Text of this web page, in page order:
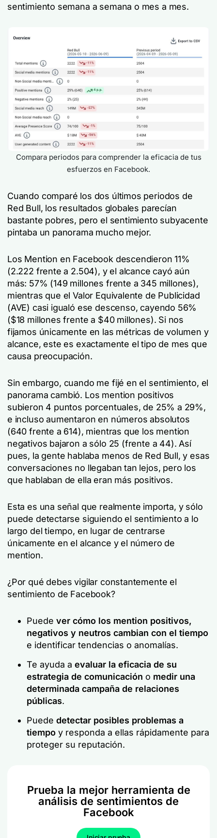
sentimiento semana a semana o mes a mes.
Compara periodos para comprender la eficacia de tus
esfuerzos en Facebook.
Cuando comparé los dos últimos periodos de
Red Bull, los resultados globales parecían
bastante pobres, pero el sentimiento subyacente
pintaba un panorama mucho mejor.
Los Mention en Facebook descendieron 11%
(2.222 frente a 2.504), y el alcance cayó aún
más: 57% (149 millones frente a 345 millones),
mientras que el Valor Equivalente de Publicidad
(AVE) casi igualó ese descenso, cayendo 56%
($18 millones frente a $40 millones). Si nos
fijamos únicamente en las métricas de volumen y
alcance, este es exactamente el tipo de mes que
causa preocupación.
Sin embargo, cuando me fijé en el sentimiento, el
panorama cambió. Los mention positivos
subieron 4 puntos porcentuales, de 25% a 29%,
e incluso aumentaron en números absolutos
(640 frente a 614), mientras que los mention
negativos bajaron a sólo 25 (frente a 44). Así
pues, la gente hablaba menos de Red Bull, y esas
conversaciones no llegaban tan lejos, pero los
que hablaban de ella eran más positivos.
Esta es una señal que realmente importa, y sólo
puede detectarse siguiendo el sentimiento a lo
largo del tiempo, en lugar de centrarse
únicamente en el alcance y el número de
mention.
¿Por qué debes vigilar constantemente el
sentimiento de Facebook?
Puede ver cómo los mention positivos,
negativos y neutros cambian con el tiempo
e identificar tendencias o anomalías.
Te ayuda a evaluar la eficacia de su
estrategia de comunicación o medir una
determinada campaña de relaciones
públicas.
Puede detectar posibles problemas a
tiempo y responda a ellas rápidamente para
proteger su reputación.
Prueba la mejor herramienta de
análisis de sentimientos de
Facebook